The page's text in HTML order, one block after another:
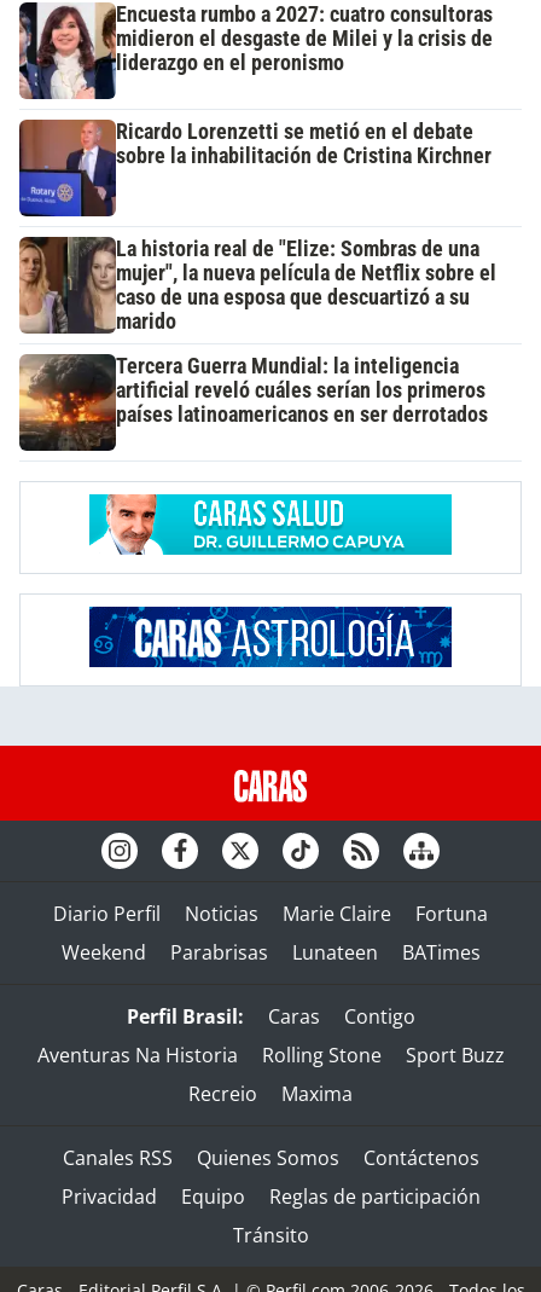
Encuesta rumbo a 2027: cuatro consultoras
midieron el desgaste de Milei y la crisis de
liderazgo en el peronismo
Ricardo Lorenzetti se metió en el debate
sobre la inhabilitación de Cristina Kirchner
La historia real de "Elize: Sombras de una
mujer", la nueva película de Netflix sobre el
caso de una esposa que descuartizó a su
marido
Tercera Guerra Mundial: la inteligencia
artificial reveló cuáles serían los primeros
países latinoamericanos en ser derrotados
Diario Perfil Noticias Marie Claire
Fortuna
Weekend
Parabrisas Lunateen BATimes
Perfil Brasil: Caras
Contigo
Aventuras Na Historia
Rolling Stone
Sport Buzz
Recreio
Maxima
Canales RSS Quienes Somos
Contáctenos
Privacidad
Equipo
Reglas de participación
Tránsito